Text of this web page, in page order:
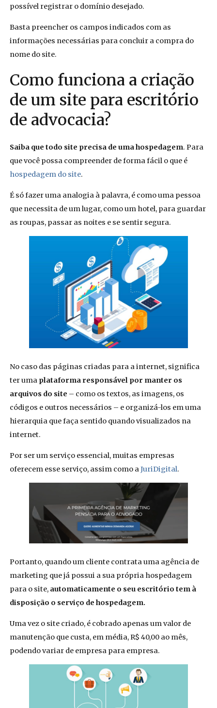
possível registrar o domínio desejado.
Basta preencher os campos indicados com as
informações necessárias para concluir a compra do
nome do site.
Como funciona a criação
de um site para escritório
de advocacia?
Saiba que todo site precisa de uma hospedagem. Para
que você possa compreender de forma fácil o que é
hospedagem do site.
É só fazer uma analogia à palavra, é como uma pessoa
que necessita de um lugar, como um hotel, para guardar
as roupas, passar as noites e se sentir segura.
No caso das páginas criadas para a internet, significa
ter uma plataforma responsável por manter os
arquivos do site – como os textos, as imagens, os
códigos e outros necessários – e organizá-los em uma
hierarquia que faça sentido quando visualizados na
internet.
Por ser um serviço essencial, muitas empresas
oferecem esse serviço, assim como aJuriDigital.
Portanto, quando um cliente contrata uma agência de
marketing que já possui a sua própria hospedagem
para o site, automaticamente o seu escritório tem à
disposição o serviço de hospedagem.
Uma vez o site criado, é cobrado apenas um valor de
manutenção que custa, em média, R$ 40,00 ao mês,
podendo variar de empresa para empresa.